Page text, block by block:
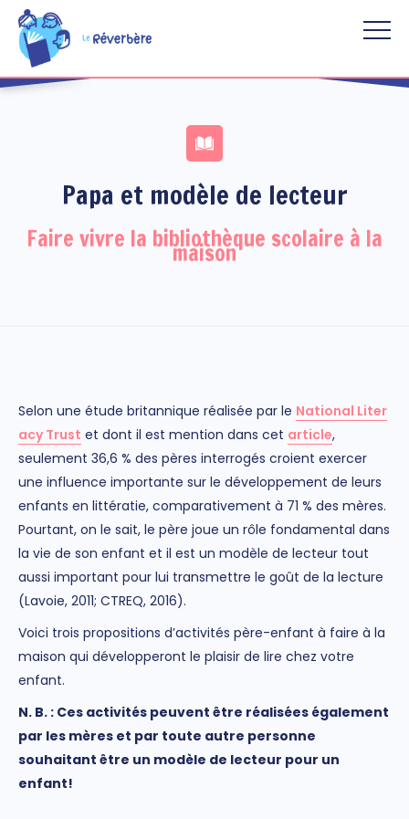
Aller au contenu principal
Papa et modèle de lecteur
Faire vivre la bibliothèque scolaire à la
maison
Selon une étude britannique réalisée par le National Liter
acy Trust et dont il est mention dans cet article,
seulement 36,6 % des pères interrogés croient exercer
une influence importante sur le développement de leurs
enfants en littératie, comparativement à 71 % des mères.
Pourtant, on le sait, le père joue un rôle fondamental dans
la vie de son enfant et il est un modèle de lecteur tout
aussi important pour lui transmettre le goût de la lecture
(Lavoie, 2011; CTREQ, 2016).
Voici trois propositions d’activités père-enfant à faire à la
maison qui développeront le plaisir de lire chez votre
enfant.
N. B. : Ces activités peuvent être réalisées également
par les mères et par toute autre personne
souhaitant être un modèle de lecteur pour un
enfant!